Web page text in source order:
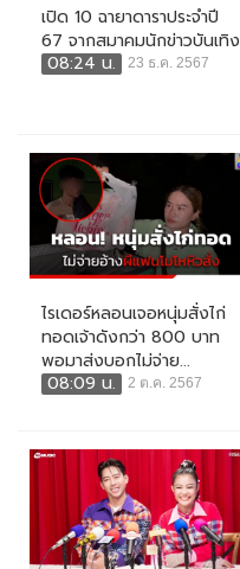
เปิด 10 ฉายาดาราประจำปี
67 จากสมาคมนักข่าวบันเทิง
08:24 น.
23 ธ.ค. 2567
ไรเดอร์หลอนเจอหนุ่มสั่งไก่
ทอดเจ้าดังกว่า 800 บาท
พอมาส่งบอกไม่จ่าย...
08:09 น.
2 ต.ค. 2567